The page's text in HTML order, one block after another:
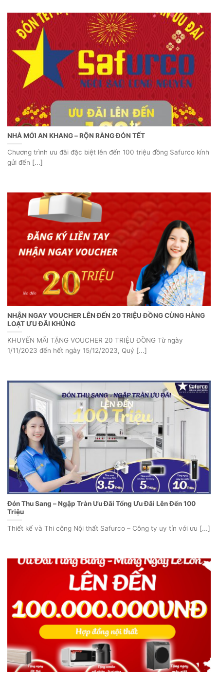
NHÀ MỚI AN KHANG – RỘN RÀNG ĐÓN TẾT
Chương trình ưu đãi đặc biệt lên đến 100 triệu đồng Safurco kính
gửi đến [...]
NHẬN NGAY VOUCHER LÊN ĐẾN 20 TRIỆU ĐỒNG CÙNG HÀNG
LOẠT ƯU ĐÃI KHỦNG
KHUYẾN MÃI TẶNG VOUCHER 20 TRIỆU ĐỒNG Từ ngày
1/11/2023 đến hết ngày 15/12/2023, Quý [...]
Đón Thu Sang – Ngập Tràn Ưu Đãi Tổng Ưu Đãi Lên Đến 100
Triệu
Thiết kế và Thi công Nội thất Safurco – Công ty uy tín với ưu [...]